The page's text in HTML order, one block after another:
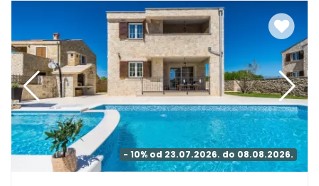
- 10% od 23.07.2026. do 08.08.2026.